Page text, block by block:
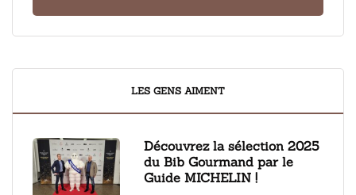
LES GENS AIMENT
Découvrez la sélection 2025
du Bib Gourmand par le
Guide MICHELIN !